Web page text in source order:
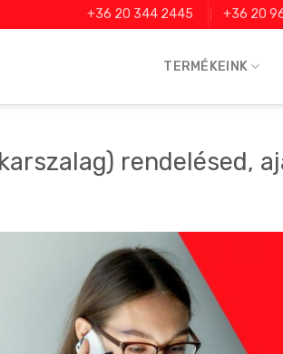
+36 20 344 2445 +36 20
TERMÉKEINK
rendelésed,